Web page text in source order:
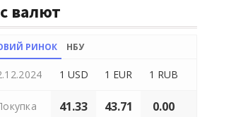
валют
РИНОК НБУ
1 USD 1 EUR 1 RUB
41.33 43.71 0.00